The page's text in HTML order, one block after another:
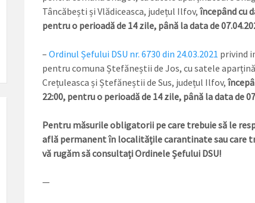
Tâncăbești și Vlădiceasca, județul Ilfov, începând cu
pentru o perioadă de 14 zile, până la data de
– Ordinul Șefului DSU nr. 6730 din 24.03.2021 privind
pentru comuna Ștefăneștii de Jos, cu satele
Crețuleasca și Ștefăneștii de Sus, județul Ilfov,
22:00, pentru o perioadă de 14 zile, până la data de
Pentru măsurile obligatorii pe care trebuie să le
află permanent în localitățile carantinate sau care
vă rugăm să consultați Ordinele Șefului DSU!
—